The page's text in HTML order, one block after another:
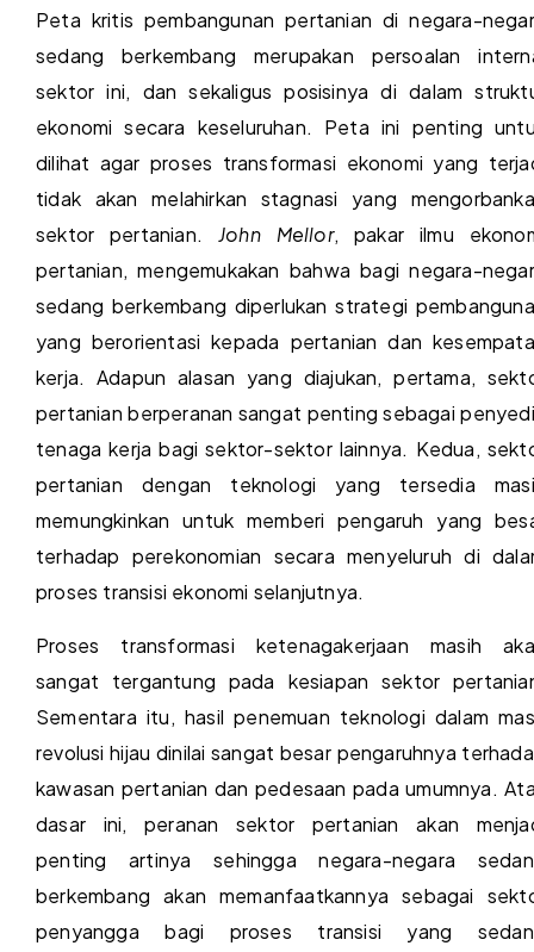
Peta kritis pembangunan pertanian di negara-
sedang berkembang merupakan persoalan
sektor ini, dan sekaligus posisinya di dalam
ekonomi secara keseluruhan. Peta ini penting
dilihat agar proses transformasi ekonomi yang
tidak akan melahirkan stagnasi yang
sektor pertanian. John Mellor, pakar ilmu
pertanian, mengemukakan bahwa bagi negara-
sedang berkembang diperlukan strategi
yang berorientasi kepada pertanian dan
kerja. Adapun alasan yang diajukan, pertama,
pertanian berperanan sangat penting sebagai
tenaga kerja bagi sektor-sektor lainnya. Kedua,
pertanian dengan teknologi yang tersedia
memungkinkan untuk memberi pengaruh yang
terhadap perekonomian secara menyeluruh di
proses transisi ekonomi selanjutnya.
Proses transformasi ketenagakerjaan masih
sangat tergantung pada kesiapan sektor
Sementara itu, hasil penemuan teknologi dalam
revolusi hijau dinilai sangat besar pengaruhnya
kawasan pertanian dan pedesaan pada umumnya.
dasar ini, peranan sektor pertanian akan
penting artinya sehingga negara-negara
berkembang akan memanfaatkannya sebagai
penyangga bagi proses transisi yang